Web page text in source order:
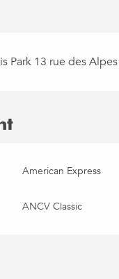
Park 13 rue des Alpes
American Express
ANCV Classic